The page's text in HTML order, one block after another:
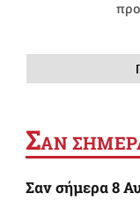
ΣΑΝ
Σαν σήμερα 8